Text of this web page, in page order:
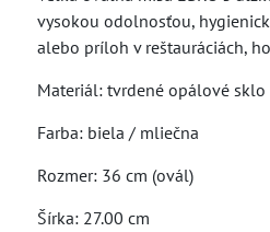
vysokou odolnosťou,
alebo príloh v reštauráciách,
Materiál: tvrdené opálové sklo
Farba: biela / mliečna
Rozmer: 36 cm (ovál)
Šírka: 27.00 cm